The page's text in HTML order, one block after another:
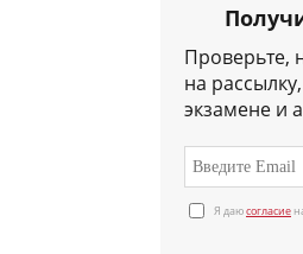
Проверьте,
на
экзамене и
Я даюсогласие